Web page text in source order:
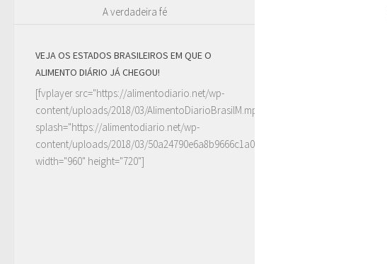
A verdadeira fé
VEJA OS ESTADOS BRASILEIROS EM QUE O
ALIMENTO DIÁRIO JÁ CHEGOU!
[fvplayer src="https://alimentodiario.net/wp-
content/uploads/2018/03/AlimentoDiarioBrasilM.mp4"
splash="https://alimentodiario.net/wp-
content/uploads/2018/03/50a24790e6a8b9666c1a0c6b2a87ad5d2.png"
width="960" height="720"]